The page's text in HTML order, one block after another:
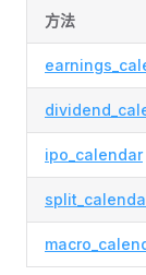
方法
ipo_calendar